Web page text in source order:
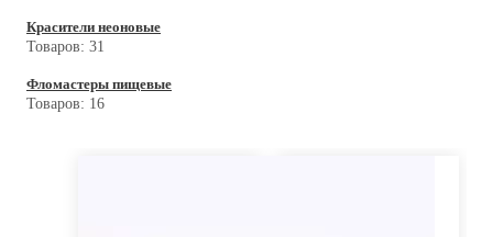
Красители неоновые
Товаров: 31
Фломастеры пищевые
Товаров: 16